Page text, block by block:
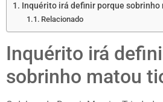
Inquérito irá definir porque sobrinho
Relacionado
Inquérito irá
sobrinho matou